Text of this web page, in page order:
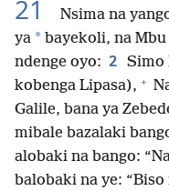
21
Nsima na
ya * bayekoli, na
ndenge oyo: 2 Simo
kobenga Lipasa), +
Galile, bana ya
mibale bazalaki
alobaki na bango:
balobaki na ye: